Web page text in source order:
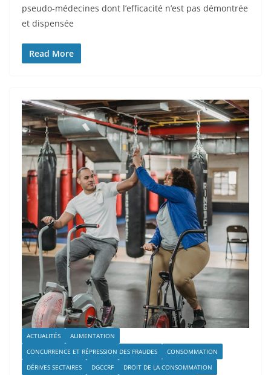
pseudo-médecines dont l’efficacité n’est pas démontrée
et dispensée
Read More
ACTUALITÉS
ALIMENTATION
CONCURRENCE ET RÉPRESSION DES FRAUDES
CONSOMMATION
DÉRIVES SECTAIRES
DGCCRF
DROIT DE LA CONSOMMATION